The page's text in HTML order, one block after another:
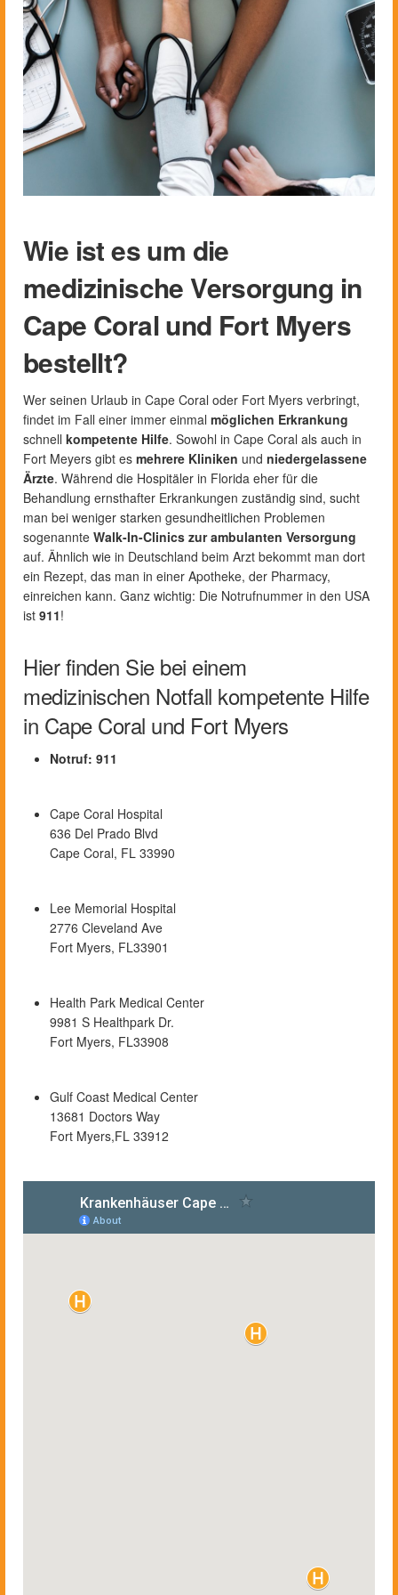
Wie ist es um die
medizinische Versorgung in
Cape Coral und Fort Myers
bestellt?
Wer seinen Urlaub in Cape Coral oder Fort Myers verbringt,
findet im Fall einer immer einmal möglichen Erkrankung
schnell kompetente Hilfe. Sowohl in Cape Coral als auch in
Fort Meyers gibt es mehrere Kliniken und niedergelassene
Ärzte. Während die Hospitäler in Florida eher für die
Behandlung ernsthafter Erkrankungen zuständig sind, sucht
man bei weniger starken gesundheitlichen Problemen
sogenannte Walk-In-Clinics zur ambulanten Versorgung
auf. Ähnlich wie in Deutschland beim Arzt bekommt man dort
ein Rezept, das man in einer Apotheke, der Pharmacy,
einreichen kann. Ganz wichtig: Die Notrufnummer in den USA
ist 911!
Hier finden Sie bei einem
medizinischen Notfall kompetente Hilfe
in Cape Coral und Fort Myers
Notruf: 911
Cape Coral Hospital
636 Del Prado Blvd
Cape Coral, FL 33990
Lee Memorial Hospital
2776 Cleveland Ave
Fort Myers, FL33901
Health Park Medical Center
9981 S Healthpark Dr.
Fort Myers, FL33908
Gulf Coast Medical Center
13681 Doctors Way
Fort Myers,FL 33912